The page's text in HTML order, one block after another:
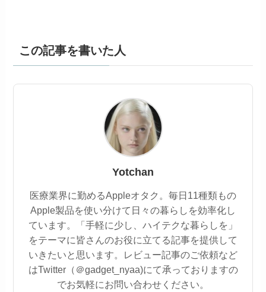
この記事を書いた人
Yotchan
医療業界に勤めるAppleオタク。毎日11種類もの
Apple製品を使い分けて日々の暮らしを効率化し
ています。「手軽に少し、ハイテクな暮らしを」
をテーマに皆さんのお役に立てる記事を提供して
いきたいと思います。レビュー記事のご依頼など
はTwitter（＠gadget_nyaa)にて承っておりますの
でお気軽にお問い合わせください。